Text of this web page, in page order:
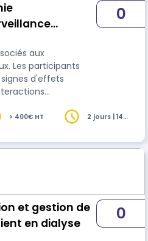
aux
d'effets
avec les équipes
patients et
0
> 400€ HT
2 jours | 14
et gestion de
en dialyse
0